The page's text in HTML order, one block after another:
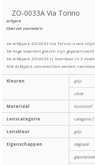
ZO-0033A Via Torino
artjack
Overzet zonnebril
De Art&Jack ZO-0033 Via Torino is een
De hoge kwaliteit glazen zijn
De Art&Jack ZO-0033 is leverbaar in 3
Alle Art&Jack zonnebrillen worden
Kleuren grijs
zilver
Materiaal kunststof
Lenscategorie categorie 2
Lenskleur grijs
Eigenschappen dégradé